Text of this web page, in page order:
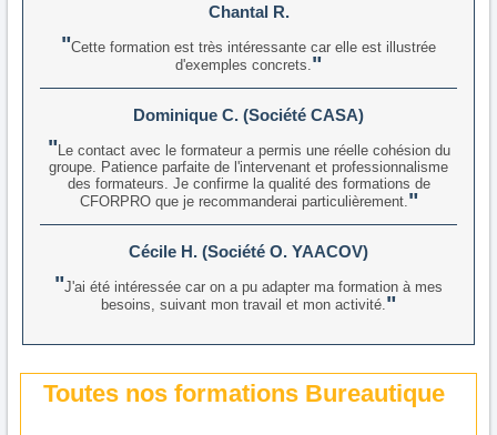
Chantal R.
Cette formation est très intéressante car elle est illustrée
d'exemples concrets.
Dominique C. (Société CASA)
Le contact avec le formateur a permis une réelle cohésion du
groupe. Patience parfaite de l'intervenant et professionnalisme
des formateurs. Je confirme la qualité des formations de
CFORPRO que je recommanderai particulièrement.
Cécile H. (Société O. YAACOV)
J'ai été intéressée car on a pu adapter ma formation à mes
besoins, suivant mon travail et mon activité.
Toutes nos formations Bureautique